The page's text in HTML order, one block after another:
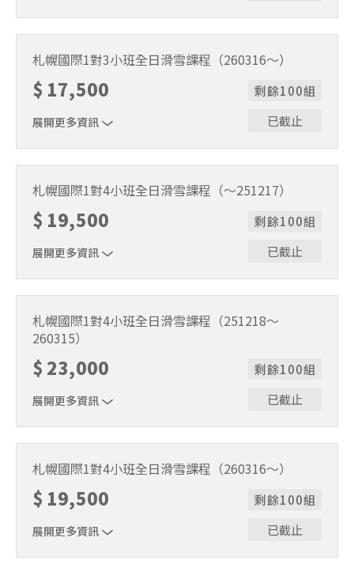
程時間9:30～15:30（含午休1小時）。
札幌國際1對3小班全日滑雪課程（260316～）
$ 17,500
展開更多資訊
剩餘100組
已截止
時間9:30～15:30（含午休1小時）。
札幌國際1對4小班全日滑雪課程（～251217）
$ 19,500
展開更多資訊
剩餘100組
已截止
程時間9:30～15:30（含午休1小時）。
札幌國際1對4小班全日滑雪課程（251218～
260315）
$ 23,000
展開更多資訊
剩餘100組
已截止
程時間9:30～15:30（含午休1小時）。
札幌國際1對4小班全日滑雪課程（260316～）
$ 19,500
展開更多資訊
剩餘100組
已截止